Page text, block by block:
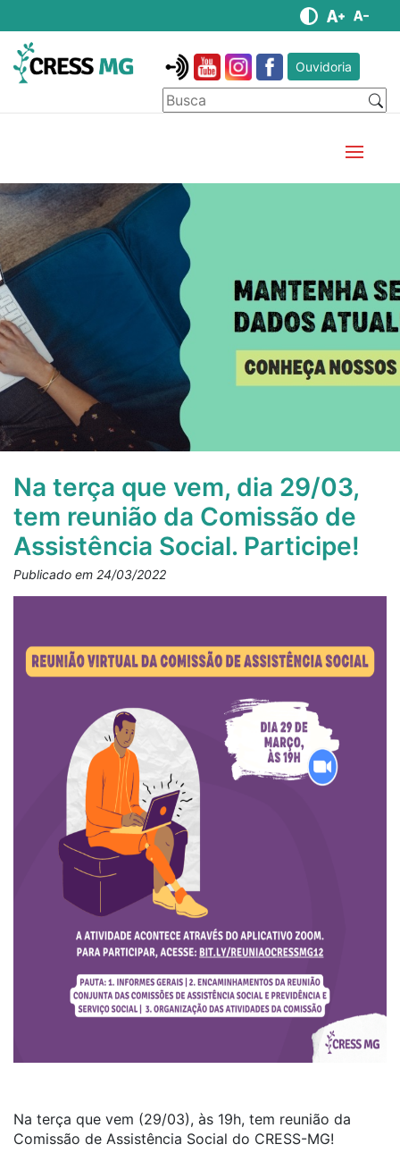
Ouvidoria
Na terça que vem, dia 29/03,
tem reunião da Comissão de
Assistência Social. Participe!
Publicado em 24/03/2022
Na terça que vem (29/03), às 19h, tem reunião da
Comissão de Assistência Social do CRESS-MG!